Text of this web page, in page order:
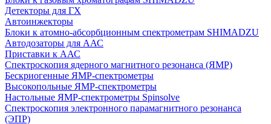
Детекторы для ГХ
Автоинжекторы
Блоки к атомно-абсорбционным спектрометрам SHIMADZU
Автодозаторы для ААС
Приставки к ААС
Спектроскопия ядерного магнитного резонанса (ЯМР)
Бескриогенные ЯМР‑спектрометры
Высокопольные ЯМР‑спектрометры
Настольные ЯМР‑спектрометры Spinsolve
Спектроскопия электронного парамагнитного резонанса
(ЭПР)